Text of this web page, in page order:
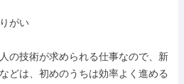
がい
の技術が求められる仕事なので、新
どは、初めのうちは効率よく進める